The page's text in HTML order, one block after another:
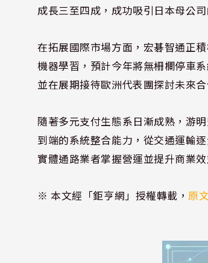
成長三至四成，成功吸引日本母公
在拓展國際市場方面，宏碁智通正
機器學習，預計今年將無柵欄停車
並在展期接待歐洲代表團探討未來合
隨著多元支付生態系日漸成熟，游
到端的系統整合能力，從交通運輸
實體通路業者掌握營運並提升商業效
※ 本文經「鉅亨網」授權轉載，原